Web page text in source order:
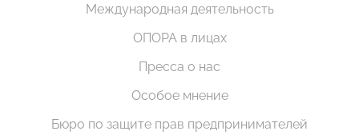
Международная деятельность
ОПОРА в лицах
Пресса о нас
Особое мнение
Бюро по защите прав предпринимателей